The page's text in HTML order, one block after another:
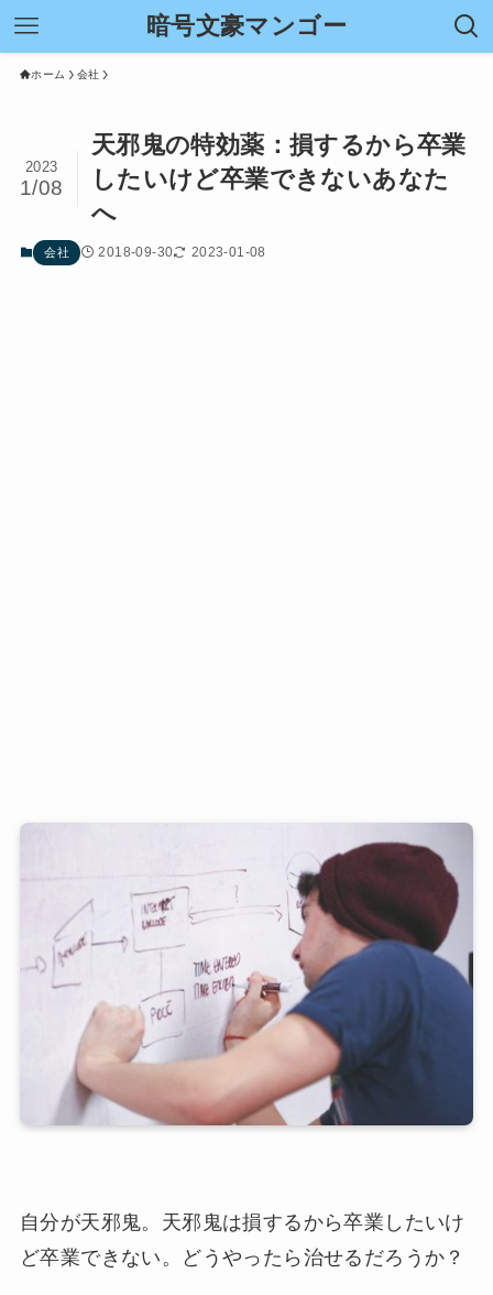
暗号文豪マンゴー
ホーム 会社
天邪鬼の特効薬：損するから卒業
したいけど卒業できないあなた
へ
2023
1/08
会社 2018-09-30 2023-01-08
自分が天邪鬼。天邪鬼は損するから卒業したいけ
ど卒業できない。どうやったら治せるだろうか？